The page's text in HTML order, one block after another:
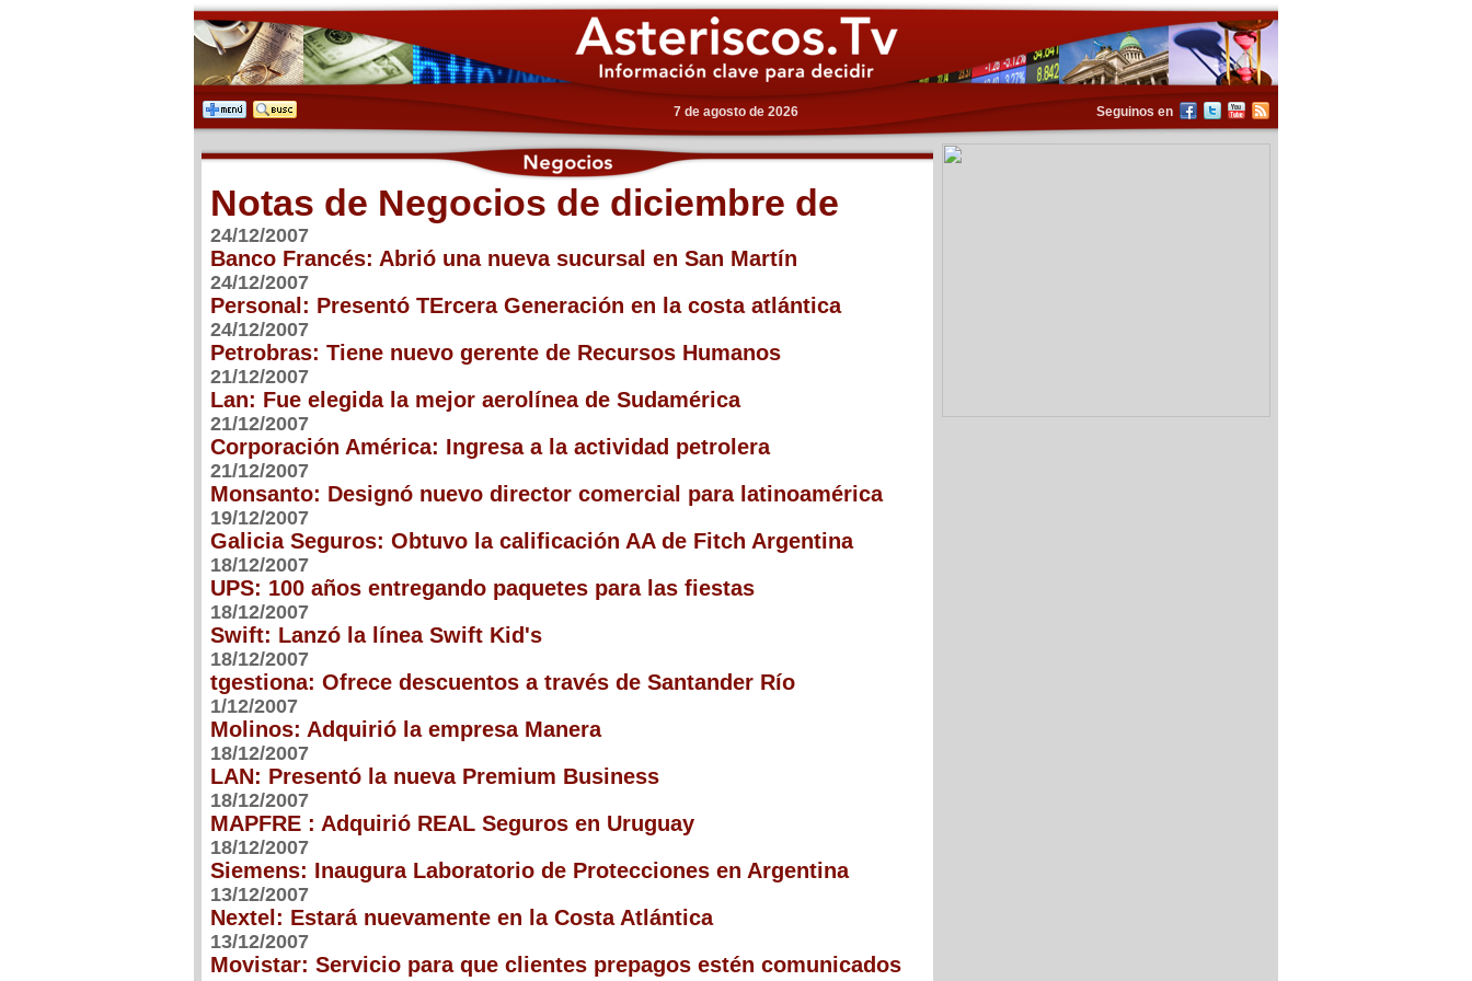
7 de agosto de 2026 Seguinos en
Notas de Negocios de diciembre de
24/12/2007
Banco Francés: Abrió una nueva sucursal en San Martín
24/12/2007
Personal: Presentó TErcera Generación en la costa atlántica
24/12/2007
Petrobras: Tiene nuevo gerente de Recursos Humanos
21/12/2007
Lan: Fue elegida la mejor aerolínea de Sudamérica
21/12/2007
Corporación América: Ingresa a la actividad petrolera
21/12/2007
Monsanto: Designó nuevo director comercial para latinoamérica
19/12/2007
Galicia Seguros: Obtuvo la calificación AA de Fitch Argentina
18/12/2007
UPS: 100 años entregando paquetes para las fiestas
18/12/2007
Swift: Lanzó la línea Swift Kid's
18/12/2007
tgestiona: Ofrece descuentos a través de Santander Río
1/12/2007
Molinos: Adquirió la empresa Manera
18/12/2007
LAN: Presentó la nueva Premium Business
18/12/2007
MAPFRE : Adquirió REAL Seguros en Uruguay
18/12/2007
Siemens: Inaugura Laboratorio de Protecciones en Argentina
13/12/2007
Nextel: Estará nuevamente en la Costa Atlántica
13/12/2007
Movistar: Servicio para que clientes prepagos estén comunicados